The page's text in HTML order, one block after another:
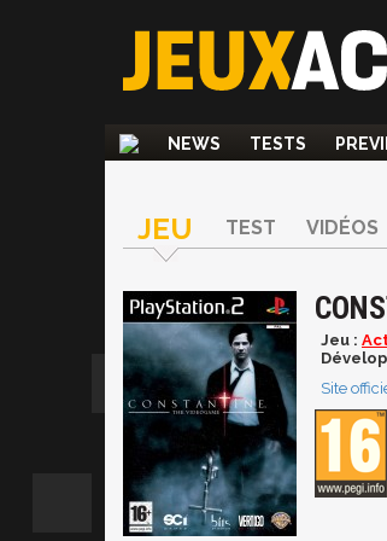
NEWS TESTS
JEU TEST VIDÉOS
Jeu :
Site